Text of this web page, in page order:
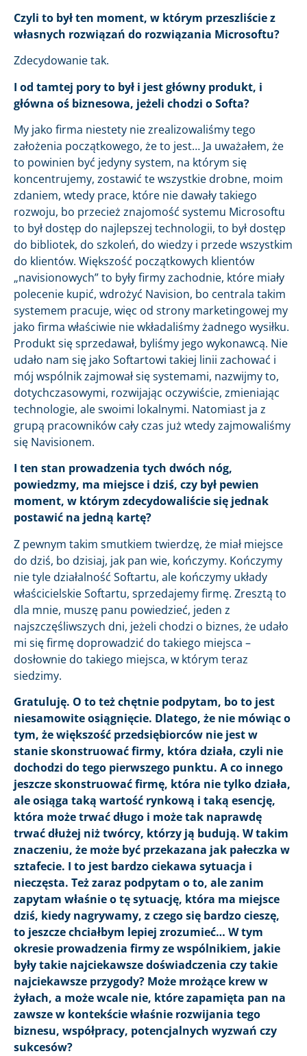
Czyli to był ten moment, w którym przeszliście z
własnych rozwiązań do rozwiązania Microsoftu?
Zdecydowanie tak.
I od tamtej pory to był i jest główny produkt, i
główna oś biznesowa, jeżeli chodzi o Softa?
My jako firma niestety nie zrealizowaliśmy tego
założenia początkowego, że to jest… Ja uważałem, że
to powinien być jedyny system, na którym się
koncentrujemy, zostawić te wszystkie drobne, moim
zdaniem, wtedy prace, które nie dawały takiego
rozwoju, bo przecież znajomość systemu Microsoftu
to był dostęp do najlepszej technologii, to był dostęp
do bibliotek, do szkoleń, do wiedzy i przede wszystkim
do klientów. Większość początkowych klientów
„navisionowych” to były firmy zachodnie, które miały
polecenie kupić, wdrożyć Navision, bo centrala takim
systemem pracuje, więc od strony marketingowej my
jako firma właściwie nie wkładaliśmy żadnego wysiłku.
Produkt się sprzedawał, byliśmy jego wykonawcą. Nie
udało nam się jako Softartowi takiej linii zachować i
mój wspólnik zajmował się systemami, nazwijmy to,
dotychczasowymi, rozwijając oczywiście, zmieniając
technologie, ale swoimi lokalnymi. Natomiast ja z
grupą pracowników cały czas już wtedy zajmowaliśmy
się Navisionem.
I ten stan prowadzenia tych dwóch nóg,
powiedzmy, ma miejsce i dziś, czy był pewien
moment, w którym zdecydowaliście się jednak
postawić na jedną kartę?
Z pewnym takim smutkiem twierdzę, że miał miejsce
do dziś, bo dzisiaj, jak pan wie, kończymy. Kończymy
nie tyle działalność Softartu, ale kończymy układy
właścicielskie Softartu, sprzedajemy firmę. Zresztą to
dla mnie, muszę panu powiedzieć, jeden z
najszczęśliwszych dni, jeżeli chodzi o biznes, że udało
mi się firmę doprowadzić do takiego miejsca –
dosłownie do takiego miejsca, w którym teraz
siedzimy.
Gratuluję. O to też chętnie podpytam, bo to jest
niesamowite osiągnięcie. Dlatego, że nie mówiąc o
tym, że większość przedsiębiorców nie jest w
stanie skonstruować firmy, która działa, czyli nie
dochodzi do tego pierwszego punktu. A co innego
jeszcze skonstruować firmę, która nie tylko działa,
ale osiąga taką wartość rynkową i taką esencję,
która może trwać długo i może tak naprawdę
trwać dłużej niż twórcy, którzy ją budują. W takim
znaczeniu, że może być przekazana jak pałeczka w
sztafecie. I to jest bardzo ciekawa sytuacja i
nieczęsta. Też zaraz podpytam o to, ale zanim
zapytam właśnie o tę sytuację, która ma miejsce
dziś, kiedy nagrywamy, z czego się bardzo cieszę,
to jeszcze chciałbym lepiej zrozumieć… W tym
okresie prowadzenia firmy ze wspólnikiem, jakie
były takie najciekawsze doświadczenia czy takie
najciekawsze przygody? Może mrożące krew w
żyłach, a może wcale nie, które zapamięta pan na
zawsze w kontekście właśnie rozwijania tego
biznesu, współpracy, potencjalnych wyzwań czy
sukcesów?